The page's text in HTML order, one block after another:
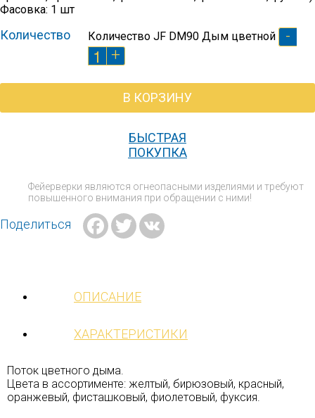
Фасовка: 1 шт
Количество Количество JF DМ90 Дым цветной
-
+
В КОРЗИНУ
БЫСТРАЯ
ПОКУПКА
Фейерверки являются огнеопасными изделиями и требуют
повышенного внимания при обращении с ними!
Поделиться Facebook
Twitter
ОПИСАНИЕ
ХАРАКТЕРИСТИКИ
Поток цветного дыма.
Цвета в ассортименте: желтый, бирюзовый, красный,
оранжевый, фисташковый, фиолетовый, фуксия.